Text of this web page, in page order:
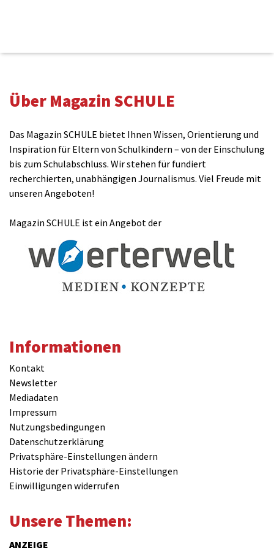
Name(benötigt)
E-Mail(wird nicht veröffentlicht)(benötigt)
Kommentar
Über Magazin SCHULE
Das Magazin SCHULE bietet Ihnen Wissen, Orientierung und
Inspiration für Eltern von Schulkindern – von der Einschulung
bis zum Schulabschluss. Wir stehen für fundiert
recherchierten, unabhängigen Journalismus. Viel Freude mit
unseren Angeboten!
Magazin SCHULE ist ein Angebot der
Informationen
Kontakt
Newsletter
Mediadaten
Impressum
Nutzungsbedingungen
Datenschutzerklärung
Privatsphäre-Einstellungen ändern
Historie der Privatsphäre-Einstellungen
Einwilligungen widerrufen
Unsere Themen:
ANZEIGE